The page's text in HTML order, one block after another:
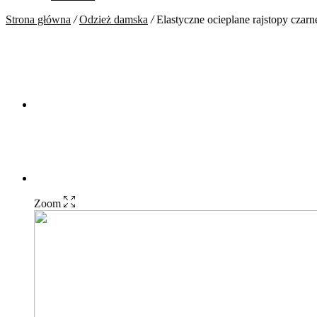
Strona główna / Odzież damska /Elastyczne ocieplane rajstopy
Zoom